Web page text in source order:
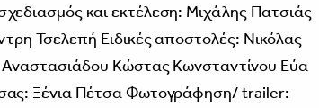
και εκτέλεση: Μιχάλης Πατσιάς
Τσελεπή Ειδικές αποστολές: Νικόλας
Κώστας Κωνσταντίνου Εύα
Ξένια Πέτσα Φωτογράφηση/ trailer: